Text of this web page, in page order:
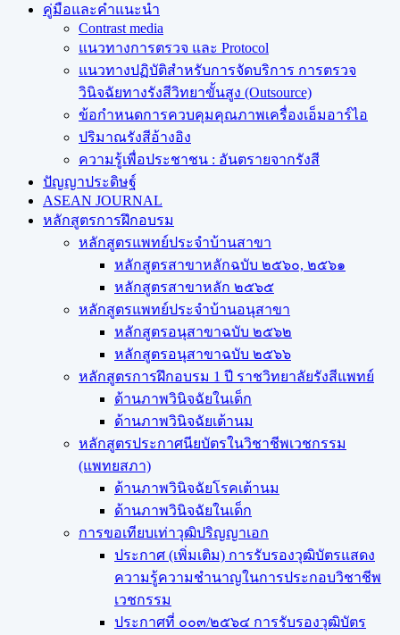
คู่มือและคำแนะนำ
Contrast media
แนวทางการตรวจ และ Protocol
แนวทางปฏิบัติสำหรับการจัดบริการ การตรวจ
วินิจฉัยทางรังสีวิทยาขั้นสูง (Outsource)
ข้อกำหนดการควบคุมคุณภาพเครื่องเอ็มอาร์ไอ
ปริมาณรังสีอ้างอิง
ความรู้เพื่อประชาชน : อันตรายจากรังสี
ปัญญาประดิษฐ์
ASEAN JOURNAL
หลักสูตรการฝึกอบรม
หลักสูตรแพทย์ประจำบ้านสาขา
หลักสูตรสาขาหลักฉบับ ๒๕๖๐, ๒๕๖๑
หลักสูตรสาขาหลัก ๒๕๖๕
หลักสูตรแพทย์ประจำบ้านอนุสาขา
หลักสูตรอนุสาขาฉบับ ๒๕๖๒
หลักสูตรอนุสาขาฉบับ ๒๕๖๖
หลักสูตรการฝึกอบรม 1 ปี ราชวิทยาลัยรังสีแพทย์
ด้านภาพวินิจฉัยในเด็ก
ด้านภาพวินิจฉัยเต้านม
หลักสูตรประกาศนียบัตรในวิชาชีพเวชกรรม
(แพทยสภา)
ด้านภาพวินิจฉัยโรคเต้านม
ด้านภาพวินิจฉัยในเด็ก
การขอเทียบเท่า​วุฒิปริญญา​เอก
ประกาศ (เพิ่มเติม) การรับรองวุฒิบัตรแสดง
ความรู้ความชำนาญในการประกอบวิชาชีพ
เวชกรรม
ประกาศที่ ๐๐๓/๒๕๖๔ การรับรองวุฒิบัตร